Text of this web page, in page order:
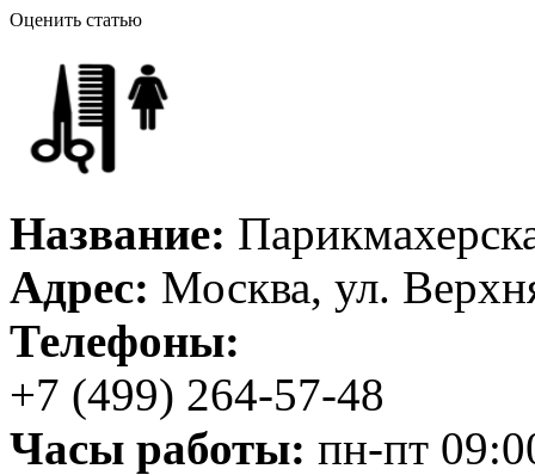
Оценить статью
Название:
Адрес: Москва, ул.
Телефоны:
+7 (499) 264-57-48
Часы работы: пн-пт